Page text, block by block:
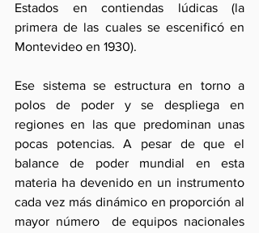
Estados en contiendas lúdicas (la
primera de las cuales se escenificó en
Montevideo en 1930).
Ese sistema se estructura en torno a
polos de poder y se despliega en
regiones en las que predominan unas
pocas potencias. A pesar de que el
balance de poder mundial en esta
materia ha devenido en un instrumento
cada vez más dinámico en proporción al
mayor número  de equipos nacionales